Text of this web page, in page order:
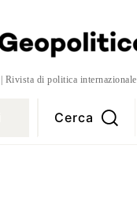
Rivista di politica internazionale
Cerca